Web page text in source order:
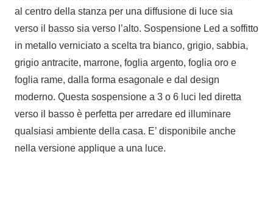
al centro della stanza per una diffusione di luce sia
verso il basso sia verso l’alto. Sospensione Led a soffitto
in metallo verniciato a scelta tra bianco, grigio, sabbia,
grigio antracite, marrone, foglia argento, foglia oro e
foglia rame, dalla forma esagonale e dal design
moderno. Questa sospensione a 3 o 6 luci led diretta
verso il basso è perfetta per arredare ed illuminare
qualsiasi ambiente della casa. E’ disponibile anche
nella versione applique a una luce.